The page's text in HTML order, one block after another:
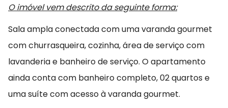
O imóvel vem descrito da seguinte forma:
Sala ampla conectada com uma varanda gourmet
com churrasqueira, cozinha, área de serviço com
lavanderia e banheiro de serviço. O apartamento
ainda conta com banheiro completo, 02 quartos e
uma suíte com acesso à varanda gourmet.